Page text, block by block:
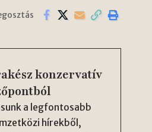
konzervatív
a legfontosabb
hírekből,